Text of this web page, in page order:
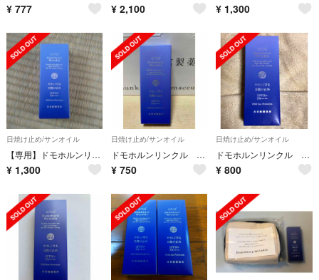
¥ 777 ¥ 2,100 ¥ 1,300
日焼け止め/サンオイル
【専用】ドモホルンリンクル やさしく守る日焼け止め＆ハンドクリーム
¥ 1,300
日焼け止め/サンオイル
ドモホルンリンクル 日焼け止め
¥ 750
日焼け止め/サンオイル
ドモホルンリンクル やさしく守る日焼け止め
¥ 800